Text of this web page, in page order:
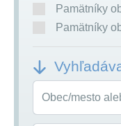
Pamätníky
Pamätníky
Obec/mesto